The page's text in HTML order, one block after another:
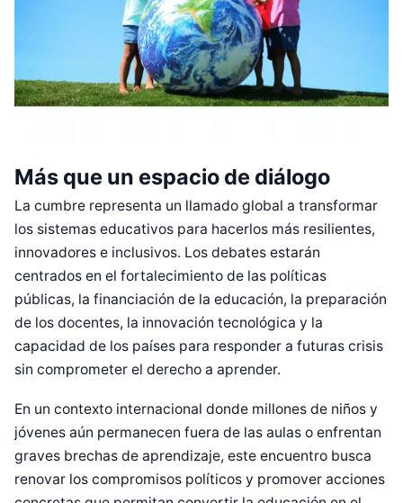
Más que un espacio de diálogo
La cumbre representa un llamado global a transformar
los sistemas educativos para hacerlos más resilientes,
innovadores e inclusivos. Los debates estarán
centrados en el fortalecimiento de las políticas
públicas, la financiación de la educación, la preparación
de los docentes, la innovación tecnológica y la
capacidad de los países para responder a futuras crisis
sin comprometer el derecho a aprender.
En un contexto internacional donde millones de niños y
jóvenes aún permanecen fuera de las aulas o enfrentan
graves brechas de aprendizaje, este encuentro busca
renovar los compromisos políticos y promover acciones